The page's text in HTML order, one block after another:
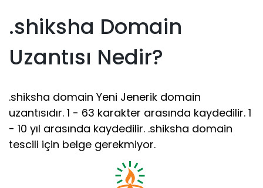
.shiksha Domain
Uzantısı Nedir?
.shiksha domain Yeni Jenerik domain
uzantısıdır. 1 - 63 karakter arasında kaydedilir. 1
- 10 yıl arasında kaydedilir. .shiksha domain
tescili için belge gerekmiyor.